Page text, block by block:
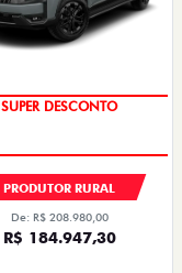
SUPER DESCONTO
PRODUTOR RURAL
De: R$ 208.980,00
R$ 184.947,30